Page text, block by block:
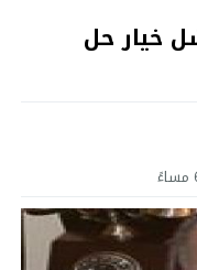
خيار حل